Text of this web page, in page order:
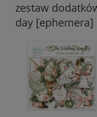
zestaw
day [ephemera]